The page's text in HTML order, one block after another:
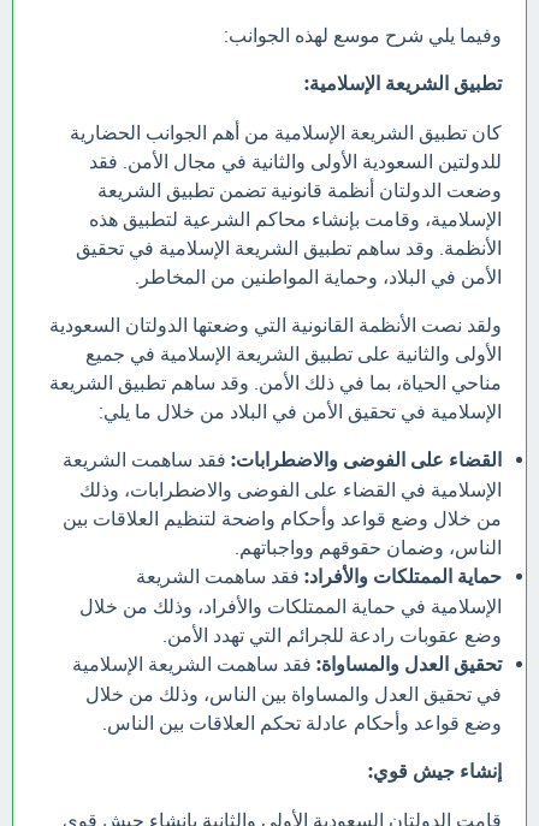
وفيما يلي شرح موسع لهذه الجوانب:
تطبيق الشريعة الإسلامية:
كان تطبيق الشريعة الإسلامية من أهم الجوانب الحضارية
للدولتين السعودية الأولى والثانية في مجال الأمن. فقد
وضعت الدولتان أنظمة قانونية تضمن تطبيق الشريعة
الإسلامية، وقامت بإنشاء محاكم الشرعية لتطبيق هذه
الأنظمة. وقد ساهم تطبيق الشريعة الإسلامية في تحقيق
الأمن في البلاد، وحماية المواطنين من المخاطر.
ولقد نصت الأنظمة القانونية التي وضعتها الدولتان السعودية
الأولى والثانية على تطبيق الشريعة الإسلامية في جميع
مناحي الحياة، بما في ذلك الأمن. وقد ساهم تطبيق الشريعة
الإسلامية في تحقيق الأمن في البلاد من خلال ما يلي:
القضاء على الفوضى والاضطرابات: فقد ساهمت الشريعة
الإسلامية في القضاء على الفوضى والاضطرابات، وذلك
من خلال وضع قواعد وأحكام واضحة لتنظيم العلاقات بين
الناس، وضمان حقوقهم وواجباتهم.
حماية الممتلكات والأفراد: فقد ساهمت الشريعة
الإسلامية في حماية الممتلكات والأفراد، وذلك من خلال
وضع عقوبات رادعة للجرائم التي تهدد الأمن.
تحقيق العدل والمساواة: فقد ساهمت الشريعة الإسلامية
في تحقيق العدل والمساواة بين الناس، وذلك من خلال
وضع قواعد وأحكام عادلة تحكم العلاقات بين الناس.
إنشاء جيش قوي:
قامت الدولتان السعودية الأولى والثانية بإنشاء جيش قوي